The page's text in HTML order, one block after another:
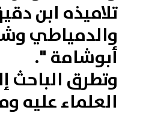
تلاميذه ابن
والدمياطي
أبوشامة ".
وتطرق الباحث
العلماء عليه